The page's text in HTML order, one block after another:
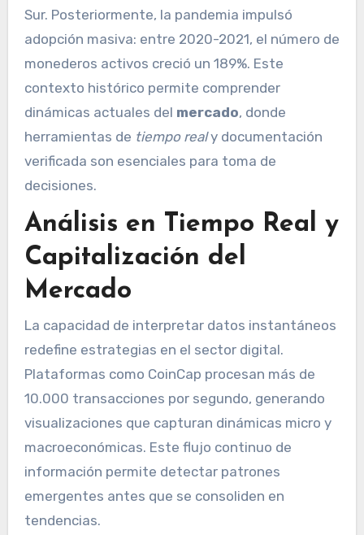
Sur. Posteriormente, la pandemia impulsó
adopción masiva: entre 2020-2021, el número de
monederos activos creció un 189%. Este
contexto histórico permite comprender
dinámicas actuales del mercado, donde
herramientas de tiempo realy documentación
verificada son esenciales para toma de
decisiones.
Análisis en Tiempo Real y
Capitalización del
Mercado
La capacidad de interpretar datos instantáneos
redefine estrategias en el sector digital.
Plataformas como CoinCap procesan más de
10.000 transacciones por segundo, generando
visualizaciones que capturan dinámicas micro y
macroeconómicas. Este flujo continuo de
información permite detectar patrones
emergentes antes que se consoliden en
tendencias.